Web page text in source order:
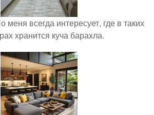
меня всегда интересует, где в таких
хранится куча барахла.